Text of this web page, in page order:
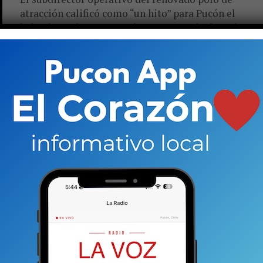
atracción calificó como “un hito” para Pucón el
haber logrado operar en los meses estivales. Ahora,
ya trabajan para...